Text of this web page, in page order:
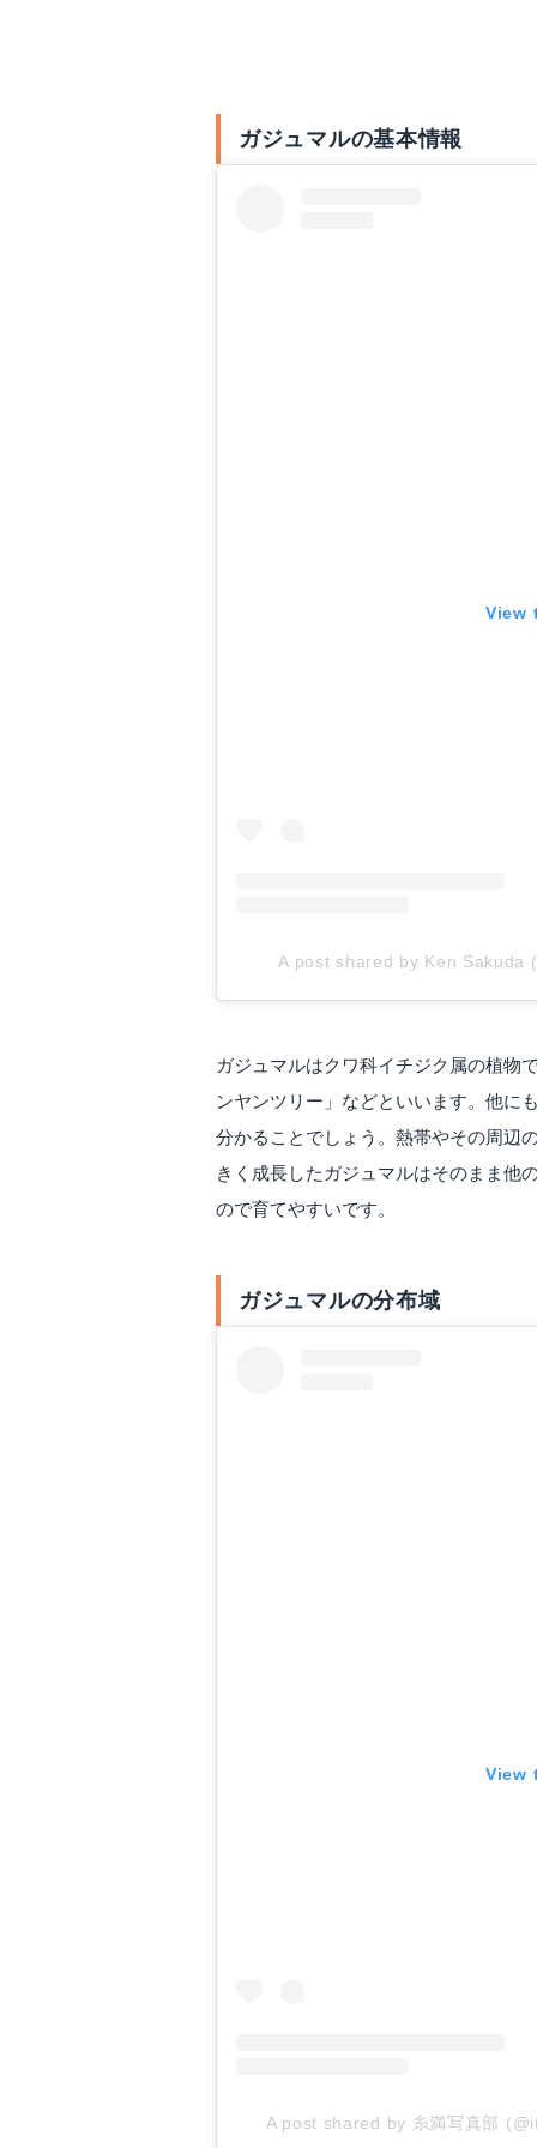
ガジュマルの基本情報
View
A post shared by Ken Sakuda
ガジュマルはクワ科イチジク属の植物
ンヤンツリー」などといいます。他に
分かることでしょう。熱帯やその周辺
きく成長したガジュマルはそのまま他
ので育てやすいです。
ガジュマルの分布域
View
A post shared by 糸満写真部